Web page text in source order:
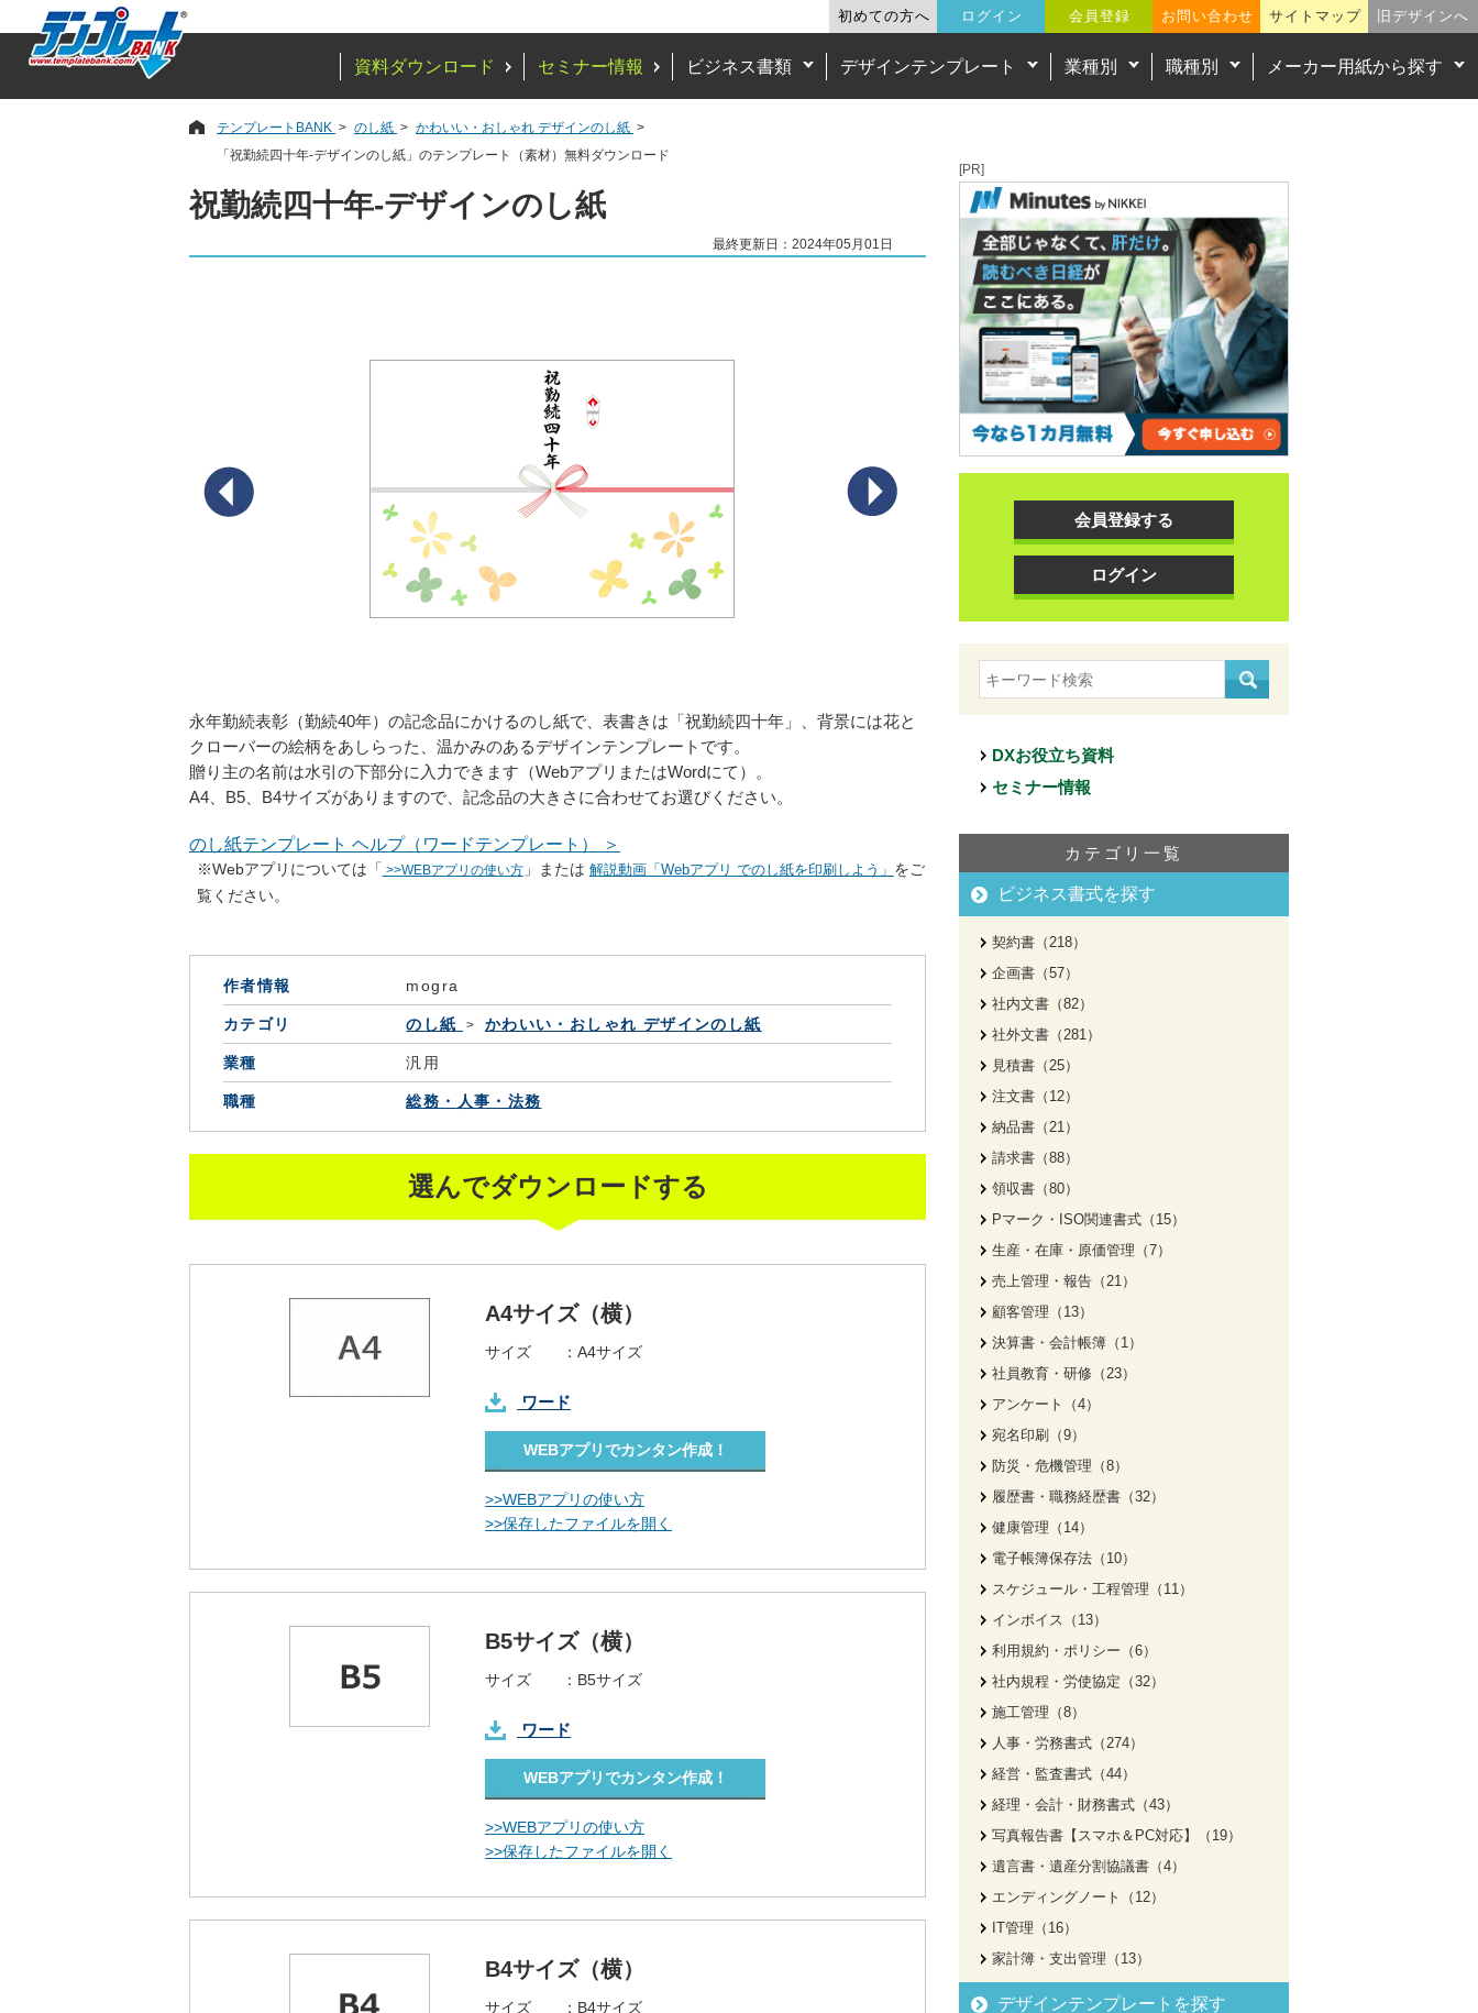
初めての方へ ログイン 会員登録 お問い合わせ サイトマップ 旧デザインへ
資料ダウンロード セミナー情報 ビジネス書類 デザインテンプレート 業種別 職種別 メーカー用紙から探す
テンプレートBANK のし紙
かわいい・おしゃれ デザインのし紙
「祝勤続四十年-デザインのし紙」のテンプレート（素材）無料ダウンロード
祝勤続四十年-デザインのし紙
最終更新日：2024年05月01日
永年勤続表彰（勤続40年）の記念品にかけるのし紙で、表書きは「祝勤続四十年」、背景には花と
クローバーの絵柄をあしらった、温かみのあるデザインテンプレートです。
贈り主の名前は水引の下部分に入力できます（WebアプリまたはWordにて）。
A4、B5、B4サイズがありますので、記念品の大きさに合わせてお選びください。
のし紙テンプレート ヘルプ（ワードテンプレート） ＞
※Webアプリについては「 >>WEBアプリの使い方」または 解説動画「Webアプリ でのし紙を印刷しよう」 をご
覧ください。
作者情報 mogra
カテゴリ のし紙 かわいい・おしゃれ デザインのし紙
業種 汎用
職種 総務・人事・法務
選んでダウンロードする
A4サイズ（横）
サイズ ： A4サイズ
ワード
WEBアプリでカンタン作成！
>>WEBアプリの使い方
>>保存したファイルを開く
B5サイズ（横）
サイズ ： B5サイズ
ワード
WEBアプリでカンタン作成！
>>WEBアプリの使い方
>>保存したファイルを開く
B4サイズ（横）
サイズ ： B4サイズ
[PR]
会員登録する
ログイン
DXお役立ち資料
セミナー情報
カテゴリ一覧
ビジネス書式を探す
契約書（218）
企画書（57）
社内文書（82）
社外文書（281）
見積書（25）
注文書（12）
納品書（21）
請求書（88）
領収書（80）
Pマーク・ISO関連書式（15）
生産・在庫・原価管理（7）
売上管理・報告（21）
顧客管理（13）
決算書・会計帳簿（1）
社員教育・研修（23）
アンケート（4）
宛名印刷（9）
防災・危機管理（8）
履歴書・職務経歴書（32）
健康管理（14）
電子帳簿保存法（10）
スケジュール・工程管理（11）
インボイス（13）
利用規約・ポリシー（6）
社内規程・労使協定（32）
施工管理（8）
人事・労務書式（274）
経営・監査書式（44）
経理・会計・財務書式（43）
写真報告書【スマホ＆PC対応】（19）
遺言書・遺産分割協議書（4）
エンディングノート（12）
IT管理（16）
家計簿・支出管理（13）
デザインテンプレートを探す